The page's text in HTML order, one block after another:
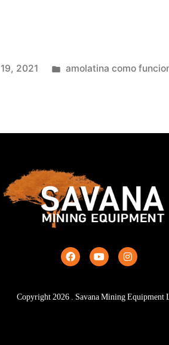
2021
amolatina como
Copyright2026. Savana Mining Equipment